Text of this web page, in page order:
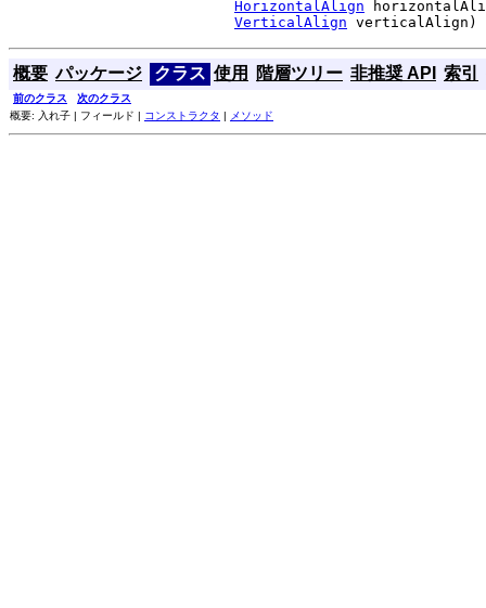
HorizontalAlign
VerticalAlign verticalAlign)
概要 パッケージ クラス 使用 階層ツリー 非推奨 API 索引
前のクラス
次のクラス
概要: 入れ子 | フィールド | コンストラクタ | メソッド